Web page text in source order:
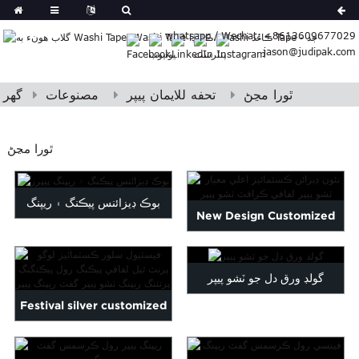
whatsapp / Wechat: +8613609677029
jason@judipak.com
Japanese
Indonesian
Polish
Bosnian
Corsican
Filipino
Hawaiian
Icelandic
Kazakh
گهر مصنوعات تحفه للايمان پيپر ٿورا مڃڻ
ٿورا مڃڻ
بوڪ ڊيزائنس پيڪنگ ۽ ريپنگ
New Design Customized
High Quality Tissue Paper...
Festival silver customized
logo printed wrap pa...
گولڊ ورق دل جو ٽشو پيپر